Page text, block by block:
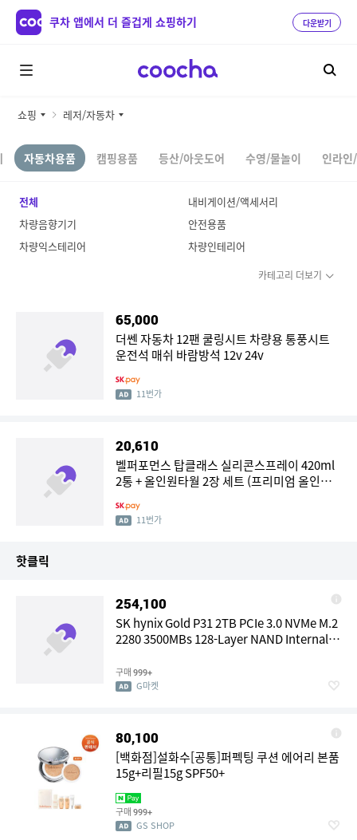
쿠차 앱에서 더 즐겁게 쇼핑하기 다운받기
쇼핑 레저/자동차
자동차용품 캠핑용품 등산/아웃도어 수영/물놀이 인라인
전체
내비게이션/액세서리
차량음향기기
안전용품
차량익스테리어
차량인테리어
카테고리 더보기
65,000
더쎈 자동차 12팬 쿨링시트 차량용 통풍시트
운전석 매쉬 바람방석 12v 24v
11번가
20,610
벨퍼포먼스 탑클래스 실리콘스프레이 420ml
2통 + 올인원타월 2장 세트 (프리미엄 올인원
11번가
핫클릭
254,100
SK hynix Gold P31 2TB PCIe 3.0 NVMe M.2
2280 3500MBs 128-Layer NAND Internal
구매 999+
G마켓
80,100
[백화점]설화수[공통]퍼펙팅 쿠션 에어리 본품
15g+리필15g SPF50+
구매 999+
GS SHOP